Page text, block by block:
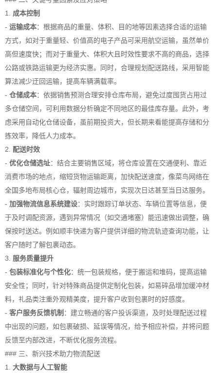
1. 成本控制
- 运输成本：根据商品的重量、体积、目的地等因素选择合适的运输
方式，如对于重量轻、价值高的电子产品可采用航空运输，虽然单价
高但速度快；而对于重量大、体积大且时效性要求不高的商品，选择
公路或铁路运输更为经济实惠。同时，合理规划配送路线，采用智能
算法减少迂回运输，提高车辆满载率。
- 仓储成本：依据销售预测合理安排仓库布局，避免过度囤货占用过
多仓储空间，可利用数据分析确定不同地区的最佳库存量。此外，考
虑采用自动化仓储设备，虽前期投资大，但长期来看能提高存储和分
拣效率，降低人力成本。
2. 配送时效
- 优化仓储选址：结合主要销售区域，将仓库设置在交通便利、靠近
消费市场的地点，缩短货物运输距离，加快配送速度，像菜鸟网络在
全国多地布局核心仓，辐射周边城市，实现次日达甚至当日达服务。
- 加强物流信息系统建设：实时跟踪订单状态、车辆位置等信息，便
于及时调配资源，遇到异常情况（如交通堵塞）能迅速做出调整，确
保按时送达。例如顺丰快递为客户提供详细的物流轨迹查询功能，让
客户随时了解包裹动态。
3. 服务质量提升
- 包装标准化与个性化：统一包装规格，便于搬运和堆码，提高运输
安全性；同时，针对特殊商品提供定制化包装，如易碎品增加缓冲材
料，礼品类注重外观精美度，提升客户收到包裹时的好感度。
- 客户服务反馈机制 ：建立畅通的客户投诉渠道，及时处理配送过程
中出现的问题，如包裹破损、延误等情况，给予相应补偿，并将问题
反馈至内部改进，不断优化服务流程。
### 三、新兴技术助力物流配送
1. 大数据与人工智能